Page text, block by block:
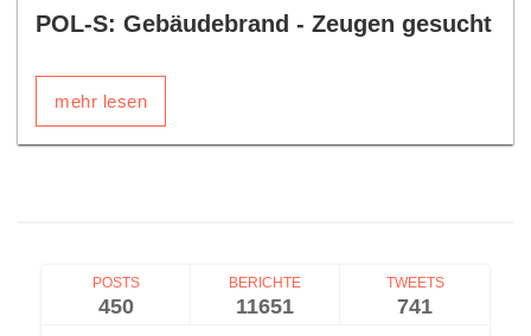
POL-S: Gebäudebrand - Zeugen gesucht
mehr lesen
POSTS
450
BERICHTE
11651
TWEETS
741